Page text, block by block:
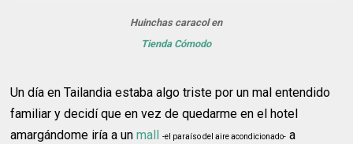
Huinchas caracol en
Tienda Cómodo
Un día en Tailandia estaba algo triste por un mal entendido
familiar y decidí que en vez de quedarme en el hotel
amargándome iría a unmall -el paraíso del aire acondicionado- a